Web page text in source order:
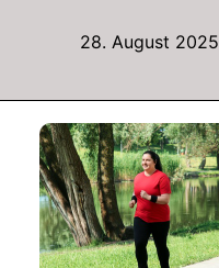
28. August 2025